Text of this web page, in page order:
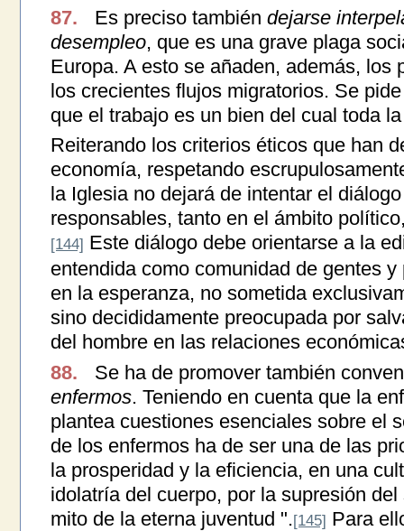
87.
Es preciso también dejarse
desempleo, que es una grave plaga
Europa. A esto se añaden, además, los
los crecientes flujos migratorios. Se
que el trabajo es un bien del cual toda
Reiterando los criterios éticos que han
economía, respetando
la Iglesia no dejará de intentar el
responsables, tanto en el ámbito
[144] Este diálogo debe orientarse a la
entendida como comunidad de gentes
en la esperanza, no sometida
sino decididamente preocupada por
del hombre en las relaciones
88.
Se ha de promover también
enfermos. Teniendo en cuenta que la
plantea cuestiones esenciales sobre el
de los enfermos ha de ser una de las
la prosperidad y la eficiencia, en una
idolatría del cuerpo, por la supresión
mito de la eterna juventud ".[145] Para